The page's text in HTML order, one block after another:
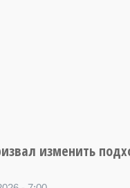
изменить